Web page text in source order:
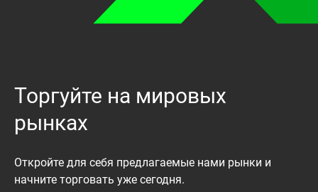
Торгуйте на мировых
рынках
Откройте для себя предлагаемые нами рынки и
начните торговать уже сегодня.